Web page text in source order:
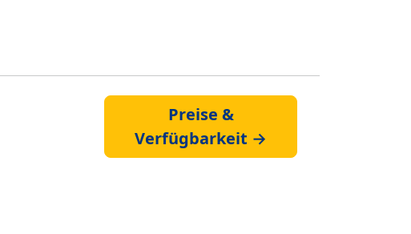
Preise &
Verfügbarkeit →